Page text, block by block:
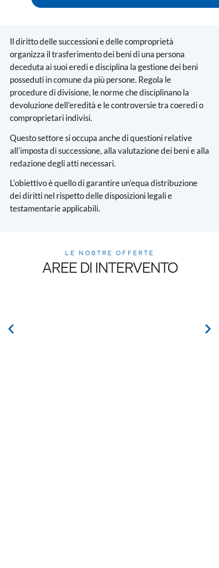
Il diritto delle successioni e delle comproprietà
organizza il trasferimento dei beni di una persona
deceduta ai suoi eredi e disciplina la gestione dei beni
posseduti in comune da più persone. Regola le
procedure di divisione, le norme che disciplinano la
devoluzione dell'eredità e le controversie tra coeredi o
comproprietari indivisi.
Questo settore si occupa anche di questioni relative
all'imposta di successione, alla valutazione dei beni e alla
redazione degli atti necessari.
L'obiettivo è quello di garantire un'equa distribuzione
dei diritti nel rispetto delle disposizioni legali e
testamentarie applicabili.
LE NOSTRE OFFERTE
AREE DI INTERVENTO